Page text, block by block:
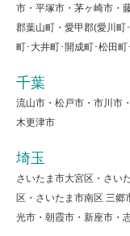
市・平塚市・茅ヶ崎市・
郡葉山町・愛甲郡(愛川町
町･大井町･開成町･松田
千葉
流山市・松戸市・市川市
木更津市
埼玉
さいたま市大宮区・さい
区・さいたま市南区 三郷
光市・朝霞市・新座市・